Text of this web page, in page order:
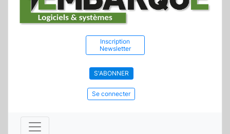
Inscription
Newsletter
S'ABONNER
Se connecter